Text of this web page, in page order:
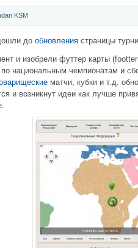
KSM
до обновлениястраницы
и изобрели футтер карты
по национальным чемпионатам и
матчи, кубки и т.д.
и возникнут идеи как лучше